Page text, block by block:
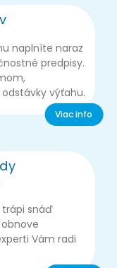
naplníte naraz
predpisy.
výťahu.
Viac info
snáď
Vám radi